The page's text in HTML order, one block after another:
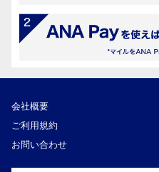
会社概要
ご利用規約
お問い合わせ